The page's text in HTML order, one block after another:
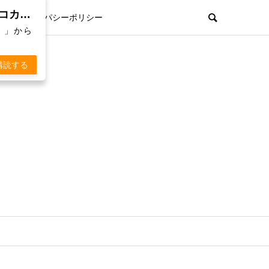
プライパシーポリシー
親孝行欲を刺激するWebマガジン「 KOKARA（コカラ）」から通知を受け取る
」から
読する